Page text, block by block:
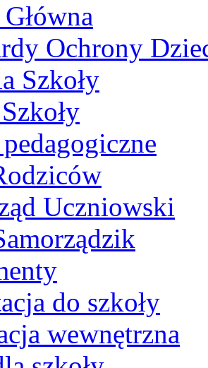
Ochrony
Szkoły
Uczniowski
do szkoły
wewnętrzna